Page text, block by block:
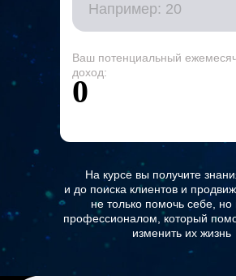
Ваш потенциальный
доход:
0
На курсе вы получите
и до поиска клиентов и
не только помочь себе, но
профессионалом, который
изменить их жизнь